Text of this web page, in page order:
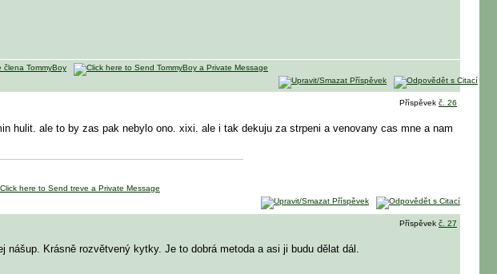
Příspěvek č. 26
hulit. ale to by zas pak nebylo ono. xixi. ale i tak dekuju za strpeni a venovany cas mne a nam
Příspěvek č. 27
Krásně rozvětvený kytky. Je to dobrá metoda a asi ji budu dělat dál.